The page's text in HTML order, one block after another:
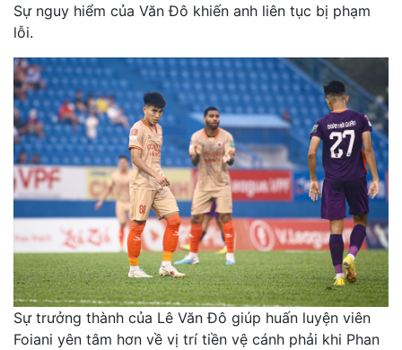
Sự nguy hiểm của Văn Đô khiến anh liên tục bị phạm
lỗi.
Sự trưởng thành của Lê Văn Đô giúp huấn luyện viên
Foiani yên tâm hơn về vị trí tiền vệ cánh phải khi Phan